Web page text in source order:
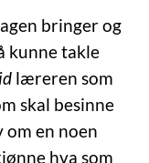
bringer og
kunne takle
læreren som
skal besinne
om en noen
hva som